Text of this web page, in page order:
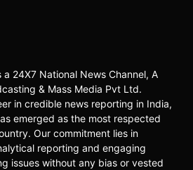
24X7 National News Channel, A
& Mass Media Pvt Ltd.
in credible news reporting in India,
emerged as the most respected
Our commitment lies in
reporting and engaging
issues without any bias or vested